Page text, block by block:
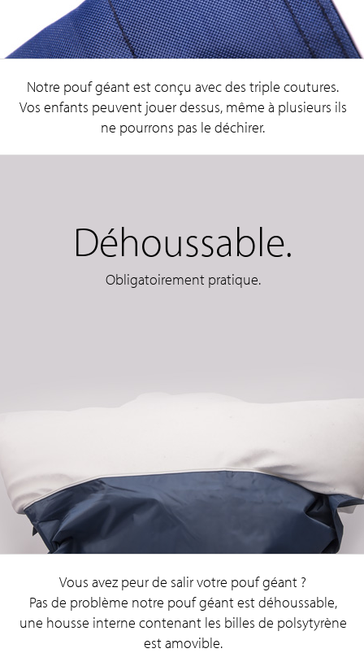
Notre pouf géant est conçu avec des triple coutures.
Vos enfants peuvent jouer dessus, même à plusieurs ils
ne pourrons pas le déchirer.
Déhoussable.
Obligatoirement pratique.
Vous avez peur de salir votre pouf géant ?
Pas de problème notre pouf géant est déhoussable,
une housse interne contenant les billes de polsytyrène
est amovible.